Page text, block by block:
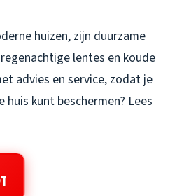
huizen, zijn duurzame
lentes en koude
advies en service, zodat je
kunt beschermen? Lees